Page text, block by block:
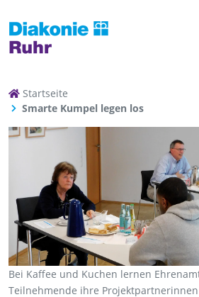
Startseite
Smarte Kumpel legen los
Bei Kaffee und Kuchen lernen
Teilnehmende ihre